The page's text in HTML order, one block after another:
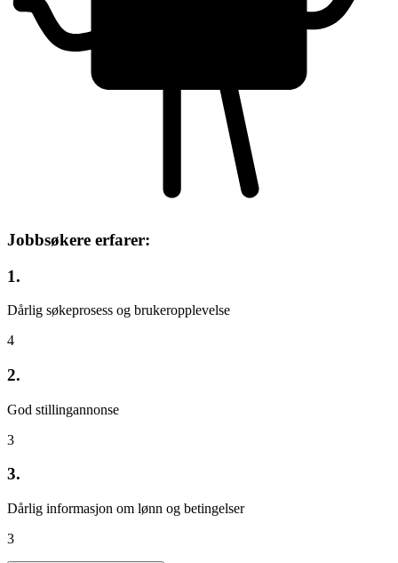
Jobbsøkere erfarer:
1.
Dårlig søkeprosess og brukeropplevelse
4
2.
God stillingannonse
3
3.
Dårlig informasjon om lønn og betingelser
3